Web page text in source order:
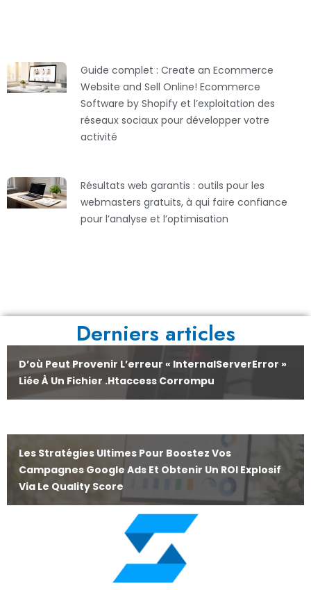
Guide complet : Create an Ecommerce
Website and Sell Online! Ecommerce
Software by Shopify et l’exploitation des
réseaux sociaux pour développer votre
activité
Résultats web garantis : outils pour les
webmasters gratuits, à qui faire confiance
pour l’analyse et l’optimisation
Derniers articles
D’où Peut Provenir L’erreur « InternalServerError »
Liée À Un Fichier .htaccess Corrompu
Les Stratégies Ultimes Pour Boostez Vos
Campagnes Google Ads Et Obtenir Un ROI Explosif
Via Le Quality Score